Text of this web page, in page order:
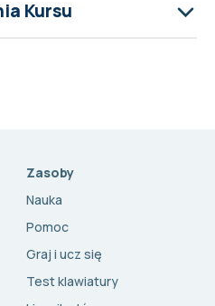
Kursu
Zasoby
Nauka
Pomoc
Graj i ucz się
Test klawiatury